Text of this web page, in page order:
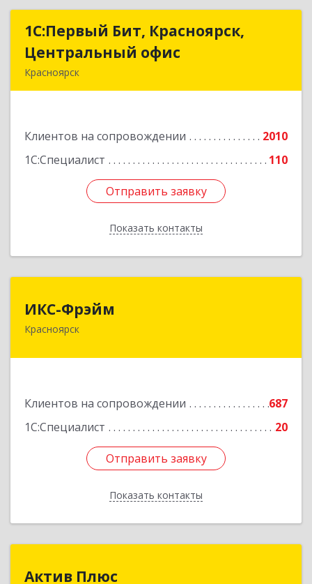
1С:Первый Бит, Красноярск,
Центральный офис
Красноярск
Клиентов на сопровождении
2010
1С:Специалист
110
Отправить заявку
Показать контакты
1С:Первый Бит, Красноярск,
Центральный офис
Подробнее
Отправить заявку
Назад
ИКС-Фрэйм
Красноярск
Клиентов на сопровождении
687
1С:Специалист
20
Отправить заявку
Показать контакты
660077, Красноярский край, Красноярск г,
Отправить заявку
Назад
Актив Плюс